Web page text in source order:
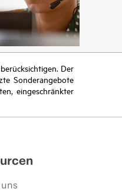
Der
Sonderangebote
eingeschränkter